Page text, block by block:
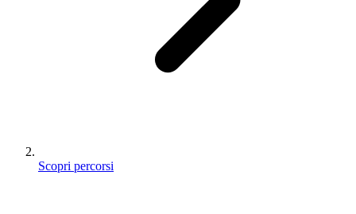
Scopri percorsi